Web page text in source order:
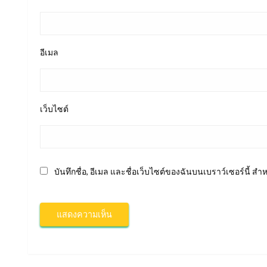
อีเมล
เว็บไซต์
บันทึกชื่อ, อีเมล และชื่อเว็บไซต์ของฉันบนเบราว์เซอร์นี้ สำ